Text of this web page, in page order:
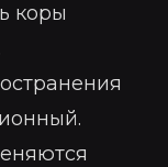
коры